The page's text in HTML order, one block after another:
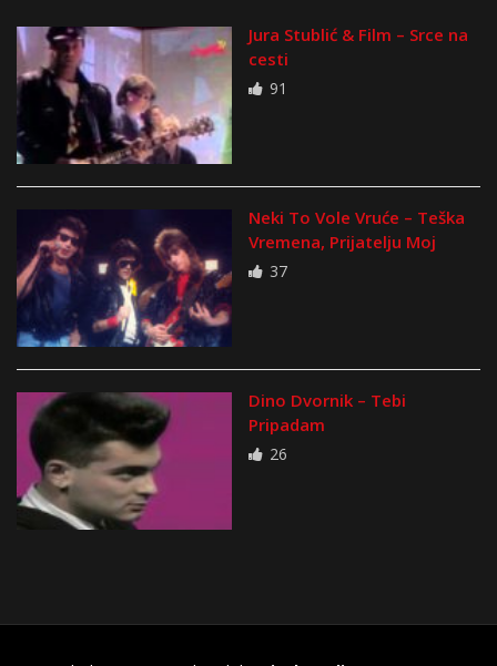
Jura Stublić & Film – Srce na
cesti
91
Neki To Vole Vruće – Teška
Vremena, Prijatelju Moj
37
Dino Dvornik – Tebi
Pripadam
26